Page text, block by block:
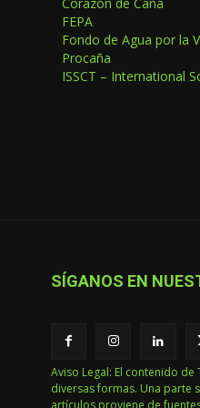
Corazón de Caña
FEPA
Fondo de Agua por la
Procaña
ISSCT – International
SÍGANOS EN
Aviso Legal: El contenido
diversas formas. Una parte
artículos proviene de